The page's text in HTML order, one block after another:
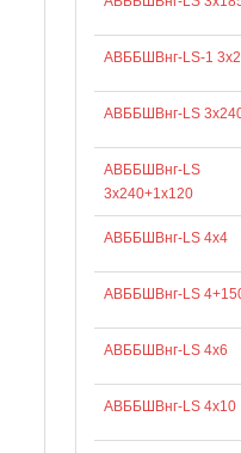
АВББШВнг-LS-1
АВББШВнг-LS
АВББШВнг-LS
3х240+1х120
АВББШВнг-LS 4х4
АВББШВнг-LS
АВББШВнг-LS 4х6
АВББШВнг-LS 4х10